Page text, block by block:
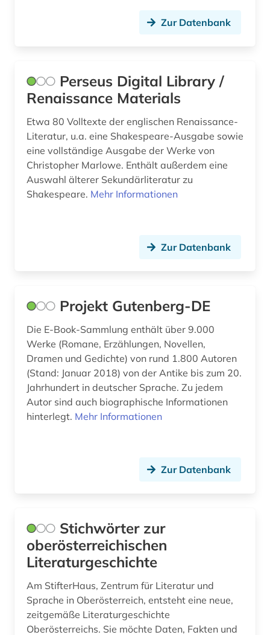
geschichte <1475-1700> (2)
geschichte anfänge-2000 (1)
geschichte anfänge-300 (1)
grammatik (2)
griechisch (12)
grimm (4)
grossbritannien (2)
großbritannien (15)
dramatiker; publizist; journalist; philologe;
handelsnamen (1)
handschrift (4)
hessisches staatsarchiv marburg (1)
hexerei (1)
Zur Datenbank
Perseus Digital Library /
Renaissance Materials
Etwa 80 Volltexte der englischen Renaissance-
Literatur, u.a. eine Shakespeare-Ausgabe sowie
eine vollständige Ausgabe der Werke von
Christopher Marlowe. Enthält außerdem eine
Auswahl älterer Sekundärliteratur zu
Shakespeare. Mehr Informationen
Zur Datenbank
Projekt Gutenberg-DE
Die E-Book-Sammlung enthält über 9.000
Werke (Romane, Erzählungen, Novellen,
Dramen und Gedichte) von rund 1.800 Autoren
(Stand: Januar 2018) von der Antike bis zum 20.
Jahrhundert in deutscher Sprache. Zu jedem
Autor sind auch biographische Informationen
hinterlegt. Mehr Informationen
Zur Datenbank
Stichwörter zur
oberösterreichischen
Literaturgeschichte
Am StifterHaus, Zentrum für Literatur und
Sprache in Oberösterreich, entsteht eine neue,
zeitgemäße Literaturgeschichte
Oberösterreichs. Sie möchte Daten, Fakten und